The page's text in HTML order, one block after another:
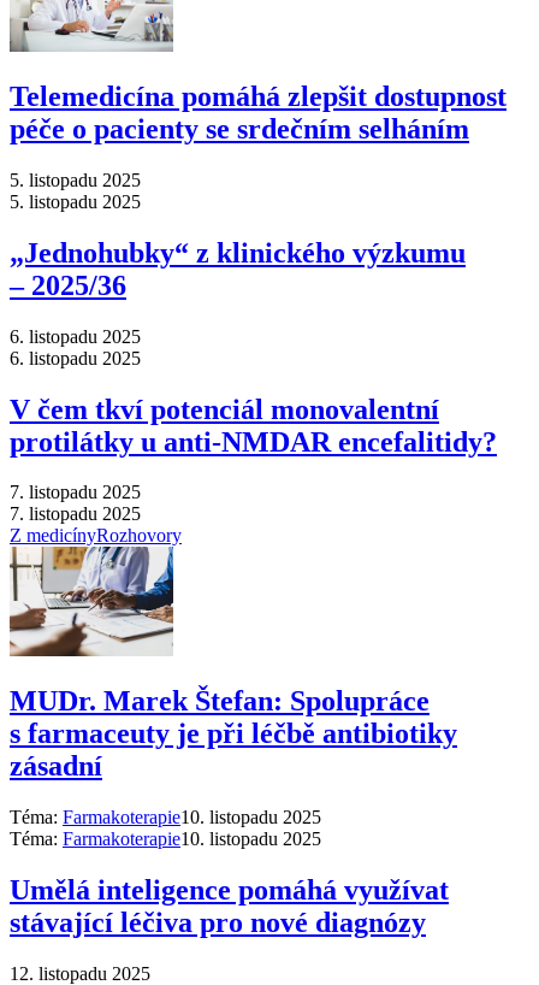
Telemedicína pomáhá zlepšit dostupnost
péče o pacienty se srdečním selháním
5. listopadu 2025
5. listopadu 2025
„Jednohubky“ z klinického výzkumu
–⁠ 2025/36
6. listopadu 2025
6. listopadu 2025
V čem tkví potenciál monovalentní
protilátky u anti-NMDAR encefalitidy?
7. listopadu 2025
7. listopadu 2025
Z medicínyRozhovory
MUDr. Marek Štefan: Spolupráce
s farmaceuty je při léčbě antibiotiky
zásadní
Téma: Farmakoterapie10. listopadu 2025
Téma: Farmakoterapie10. listopadu 2025
Umělá inteligence pomáhá využívat
stávající léčiva pro nové diagnózy
12. listopadu 2025